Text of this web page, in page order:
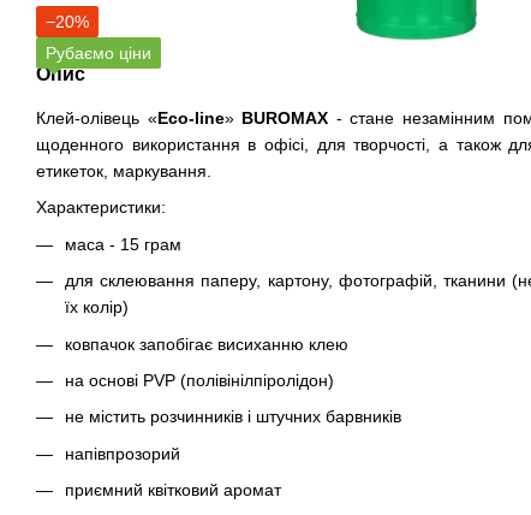
−20%
Рубаємо ціни
Опис
Клей-олівець «Eco-line» BUROMAX - стане незамінним
щоденного використання в офісі, для творчості, а також
етикеток, маркування.
Характеристики:
маса - 15 грам
для склеювання паперу, картону, фотографій, тканини
їх колір)
ковпачок запобігає висиханню клею
на основі PVР (полівінілпіролідон)
не містить розчинників і штучних барвників
напівпрозорий
приємний квітковий аромат